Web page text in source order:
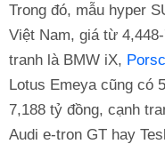
Trong đó, mẫu hyper
Việt Nam, giá từ
tranh là BMW iX,
Lotus Emeya cũng có
7,188 tỷ đồng, cạnh
Audi e-tron GT hay